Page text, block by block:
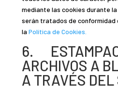
mediante las cookies durante
serán tratados de conformidad
la Política de Cookies.
6.
ARCHIVOS A
A TRAVÉS DEL